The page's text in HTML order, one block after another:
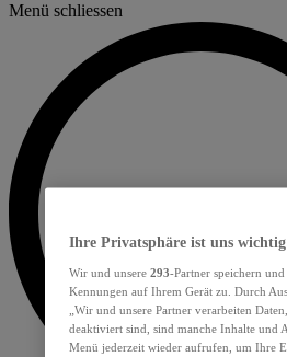
Menü schliessen
Ihre Privatsphäre ist uns wichtig
Wir und unsere 293-Partner speichern
Kennungen auf Ihrem Gerät zu. Durch
„Wir und unsere Partner verarbeiten
deaktiviert sind, sind manche Inhalte und
Menü jederzeit wieder aufrufen, um Ihre